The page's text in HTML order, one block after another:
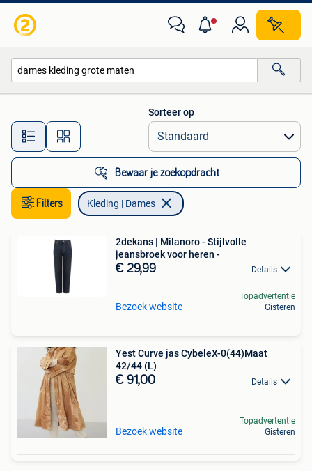
Alle afstanden…
Sorteer op
Bewaar je zoekopdracht
Filters Kleding | Dames
2dekans | Milanoro - Stijlvolle
jeansbroek voor heren -
€ 29,99 Details
Bezoek website
Topadvertentie
Gisteren
Yest Curve jas CybeleX-0(44)Maat
42/44 (L)
€ 91,00 Details
Bezoek website
Topadvertentie
Gisteren